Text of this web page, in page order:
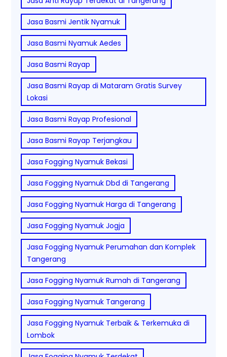
Jasa Basmi Jentik Nyamuk
Jasa Basmi Nyamuk Aedes
Jasa Basmi Rayap
Jasa Basmi Rayap di Mataram Gratis Survey
Lokasi
Jasa Basmi Rayap Profesional
Jasa Basmi Rayap Terjangkau
Jasa Fogging Nyamuk Bekasi
Jasa Fogging Nyamuk Dbd di Tangerang
Jasa Fogging Nyamuk Harga di Tangerang
Jasa Fogging Nyamuk Jogja
Jasa Fogging Nyamuk Perumahan dan Komplek
Tangerang
Jasa Fogging Nyamuk Rumah di Tangerang
Jasa Fogging Nyamuk Tangerang
Jasa Fogging Nyamuk Terbaik & Terkemuka di
Lombok